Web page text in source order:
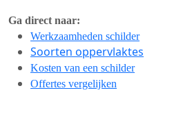
Ga direct naar:
Werkzaamheden schilder
Soorten oppervlaktes
Kosten van een schilder
Offertes vergelijken